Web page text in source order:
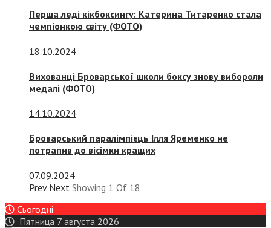
Перша леді кікбоксингу: Катерина Титаренко стала
чемпіонкою світу (ФОТО)
18.10.2024
Вихованці Броварської школи боксу знову вибороли
медалі (ФОТО)
14.10.2024
Броварський паралімпієць Ілля Яременко не
потрапив до вісімки кращих
07.09.2024
Prev Next Showing 1 Of 18
Сьогодні
Пятница 7 августа 2026